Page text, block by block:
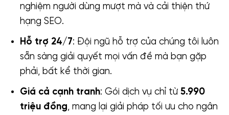
nghiệm người dùng mượt mà và cải thiện thứ
hạng SEO.
Hỗ trợ 24/7: Đội ngũ hỗ trợ của chúng tôi luôn
sẵn sàng giải quyết mọi vấn đề mà bạn gặp
phải, bất kể thời gian.
Giá cả cạnh tranh: Gói dịch vụ chỉ từ 5.990
triệu đồng, mang lại giải pháp tối ưu cho ngân